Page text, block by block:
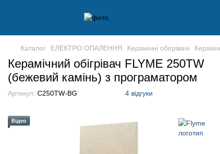
Каталог ЕЛЕКТРО ОПАЛЕННЯ Керамічні обігрівачі
Керамічний обігрівач FLYME 250TW
(бежевий камінь) з програматором
Артикул: C250TW-BG 4 відгуки
Відео